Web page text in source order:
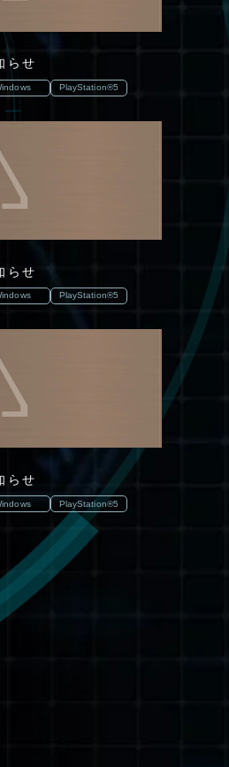
らせ
PlayStation®5
らせ
PlayStation®5
らせ
PlayStation®5